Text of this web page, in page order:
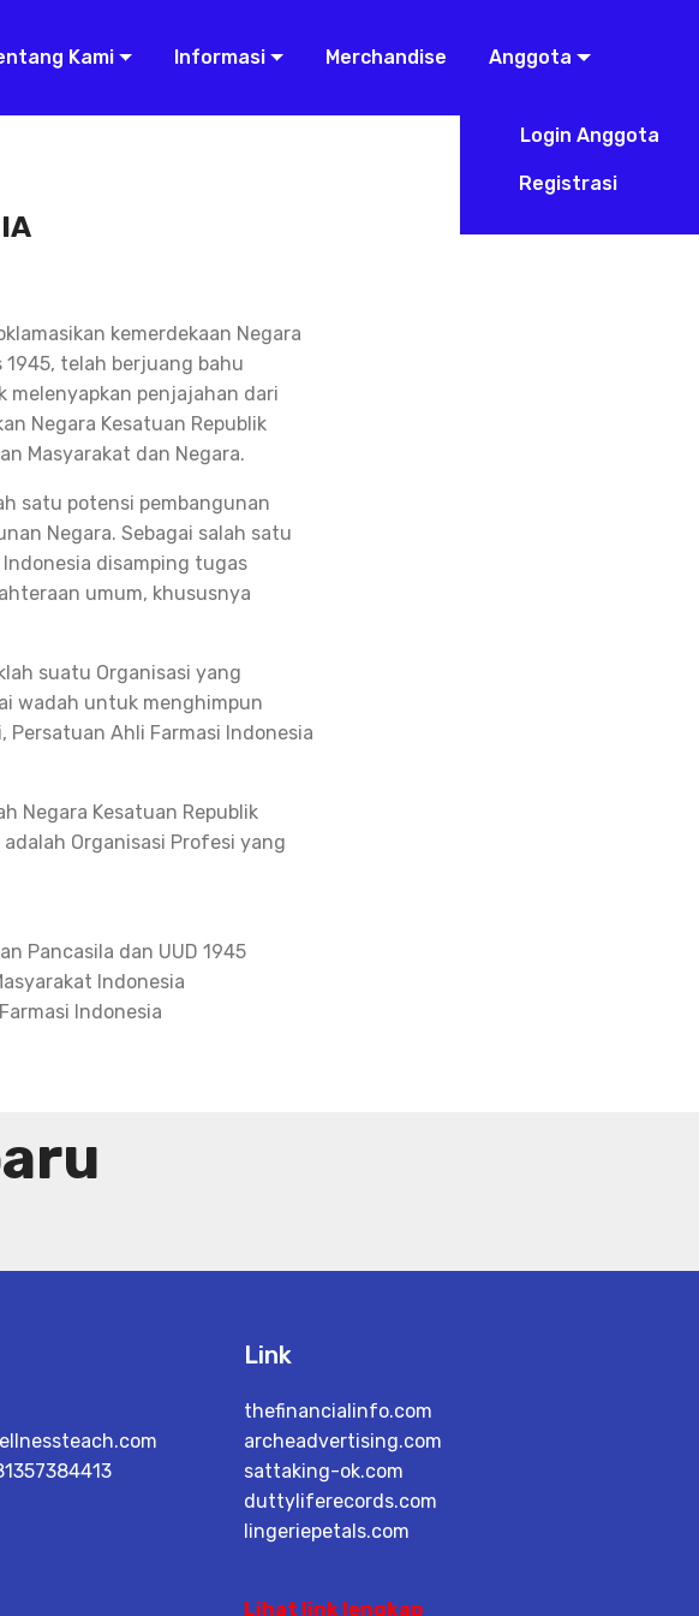
Kami Informasi Merchandise Anggota
Login Anggota
Registrasi
kemerdekaan Negara
1945, telah berjuang bahu
melenyapkan penjajahan dari
Negara Kesatuan Republik
Masyarakat dan Negara.
satu potensi pembangunan
Negara. Sebagai salah satu
disamping tugas
umum, khususnya
suatu Organisasi yang
wadah untuk menghimpun
Persatuan Ahli Farmasi Indonesia
Negara Kesatuan Republik
Organisasi Profesi yang
Pancasila dan UUD 1945
Indonesia
Indonesia
Link
thefinancialinfo.com
archeadvertising.com
sattaking-ok.com
duttyliferecords.com
lingeriepetals.com
Lihat link lengkap